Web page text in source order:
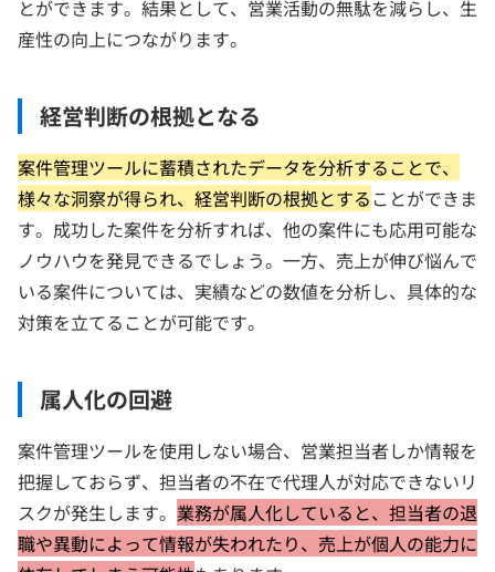
とができます。結果として、営業活動の無駄を減らし、生
産性の向上につながります。
経営判断の根拠となる
案件管理ツールに蓄積されたデータを分析することで、
様々な洞察が得られ、経営判断の根拠とすることができま
す。成功した案件を分析すれば、他の案件にも応用可能な
ノウハウを発見できるでしょう。一方、売上が伸び悩んで
いる案件については、実績などの数値を分析し、具体的な
対策を立てることが可能です。
属人化の回避
案件管理ツールを使用しない場合、営業担当者しか情報を
把握しておらず、担当者の不在で代理人が対応できないリ
スクが発生します。 業務が属人化していると、担当者の退
職や異動によって情報が失われたり、売上が個人の能力に